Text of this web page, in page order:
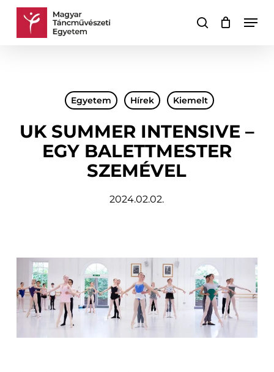
Skip
keresés
Kosár Kosár
Egyetem Hírek Kiemelt
UK SUMMER INTENSIVE –
EGY BALETTMESTER
SZEMÉVEL
2024.02.02.